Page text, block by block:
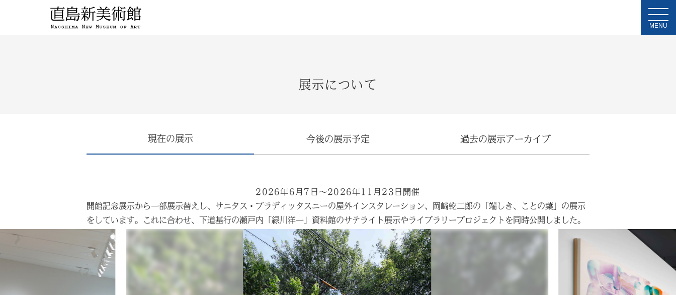
MENU
展示について
現在の展示 今後の展示予定 過去の展示アーカイブ
2026年6月7日～2026年11月23日開催
開館記念展示から一部展示替えし、サニタス・プラディッタスニーの屋外インスタレーション、岡﨑乾二郎の「端しき、ことの葉」の展示
をしています。これに合わせ、下道基行の瀬戸内「緑川洋一」資料館のサテライト展示やライブラリープロジェクトを同時公開しました。